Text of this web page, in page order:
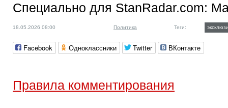
Специально для StanRadar.com:
18.05.2026 08:00 Политика Теги:
Facebook Одноклассники Twitter ВКонтакте
Правила комментирования